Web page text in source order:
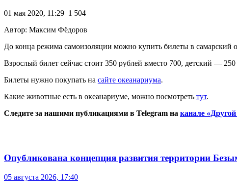
01 мая 2020, 11:29 1 504
Автор: Максим Фёдоров
До конца режима самоизоляции можно купить билеты в самарский
Взрослый билет сейчас стоит 350 рублей вместо 700, детский —
Билеты нужно покупать на сайте океанариума.
Какие животные есть в океанариуме, можно посмотреть тут.
Следите за нашими публикациями в Telegram на канале «Другой
Опубликована концепция развития территории
05 августа 2026, 17:40